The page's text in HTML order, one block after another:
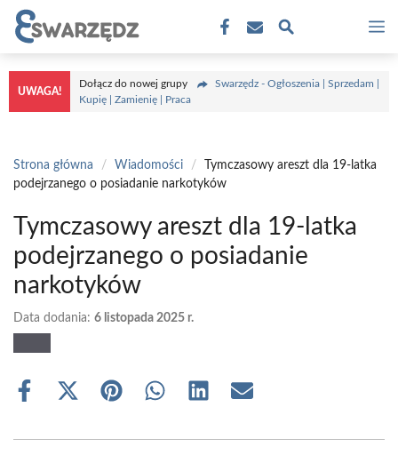
Przejdź
treści
UWAGA!
Dołącz do nowej grupy
Swarzędz - Ogłoszenia | Sprzedam |
Kupię | Zamienię | Praca
Strona główna / Wiadomości /
Tymczasowy areszt dla 19-latka
podejrzanego o posiadanie narkotyków
Tymczasowy areszt dla 19-latka
podejrzanego o posiadanie
narkotyków
Data dodania: 6 listopada 2025 r.
Share
Share
(Twitter)
Share Share Share Share